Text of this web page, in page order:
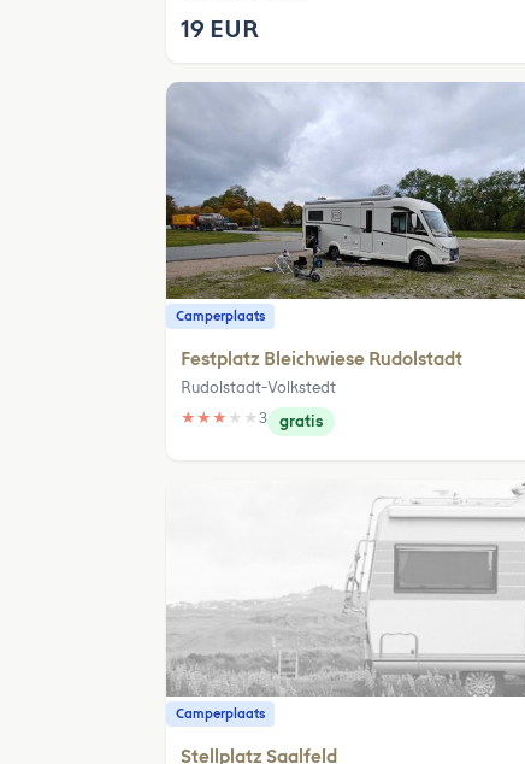
19 EUR
Camperplaats
Festplatz Bleichwiese Rudolstadt
Rudolstadt-Volkstedt
★ ★ ★ ★ ★ 3 gratis
Camperplaats
Stellplatz Saalfeld